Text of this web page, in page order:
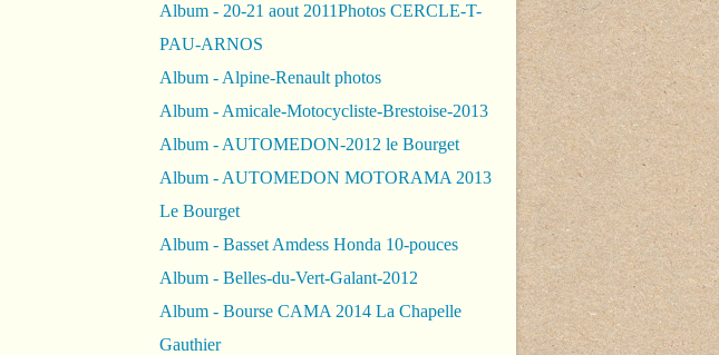
Album - 20-21 aout 2011Photos CERCLE-T-
PAU-ARNOS
Album - Alpine-Renault photos
Album - Amicale-Motocycliste-Brestoise-2013
Album - AUTOMEDON-2012 le Bourget
Album - AUTOMEDON MOTORAMA 2013
Le Bourget
Album - Basset Amdess Honda 10-pouces
Album - Belles-du-Vert-Galant-2012
Album - Bourse CAMA 2014 La Chapelle
Gauthier